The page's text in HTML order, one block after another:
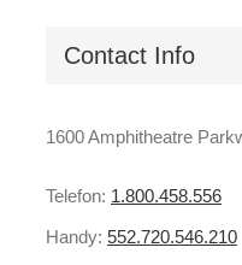
Contact Info
1600 Amphitheatre
Telefon: 1.800.458.556
Handy: 552.720.546.210